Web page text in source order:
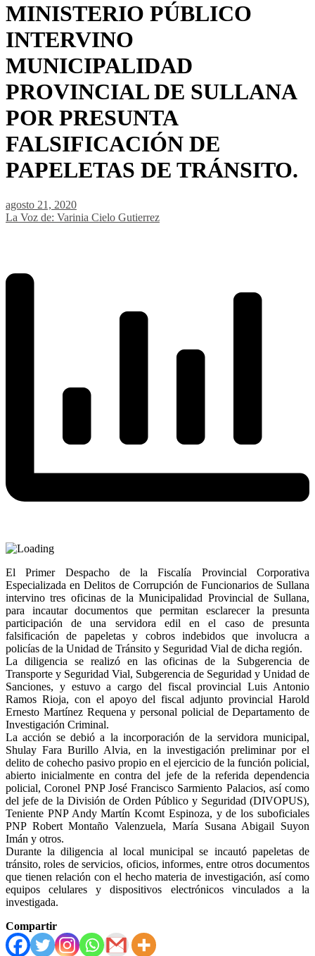
MINISTERIO PÚBLICO
INTERVINO
MUNICIPALIDAD
PROVINCIAL DE SULLANA
POR PRESUNTA
FALSIFICACIÓN DE
PAPELETAS DE TRÁNSITO.
agosto 21, 2020
La Voz de: Varinia Cielo Gutierrez
El Primer Despacho de la Fiscalía Provincial Corporativa
Especializada en Delitos de Corrupción de Funcionarios de Sullana
intervino tres oficinas de la Municipalidad Provincial de Sullana,
para incautar documentos que permitan esclarecer la presunta
participación de una servidora edil en el caso de presunta
falsificación de papeletas y cobros indebidos que involucra a
policías de la Unidad de Tránsito y Seguridad Vial de dicha región.
La diligencia se realizó en las oficinas de la Subgerencia de
Transporte y Seguridad Vial, Subgerencia de Seguridad y Unidad de
Sanciones, y estuvo a cargo del fiscal provincial Luis Antonio
Ramos Rioja, con el apoyo del fiscal adjunto provincial Harold
Ernesto Martínez Requena y personal policial de Departamento de
Investigación Criminal.
La acción se debió a la incorporación de la servidora municipal,
Shulay Fara Burillo Alvia, en la investigación preliminar por el
delito de cohecho pasivo propio en el ejercicio de la función policial,
abierto inicialmente en contra del jefe de la referida dependencia
policial, Coronel PNP José Francisco Sarmiento Palacios, así como
del jefe de la División de Orden Público y Seguridad (DIVOPUS),
Teniente PNP Andy Martín Kcomt Espinoza, y de los suboficiales
PNP Robert Montaño Valenzuela, María Susana Abigail Suyon
Imán y otros.
Durante la diligencia al local municipal se incautó papeletas de
tránsito, roles de servicios, oficios, informes, entre otros documentos
que tienen relación con el hecho materia de investigación, así como
equipos celulares y dispositivos electrónicos vinculados a la
investigada.
Compartir